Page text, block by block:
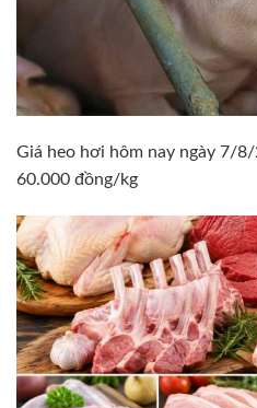
Giá heo hơi hôm nay ngày 7/
60.000 đồng/kg